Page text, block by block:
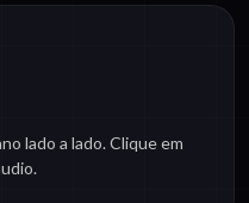
lado a lado. Clique em